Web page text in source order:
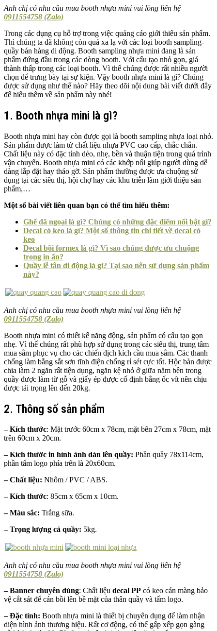
Anh chị có nhu cầu mua booth nhựa mini vui lòng liên hệ
0911554758 (Zalo)
Trong các dụng cụ hỗ trợ trong việc quảng cáo giới thiêu sản phẩm.
Thì chúng ta đã không còn quá xa lạ với các loại booth sampling-
quầy bán hàng di động. Booth sampling nhựa mini đang là sản
phẩm đứng đầu trong các dòng booth. Với cấu tạo nhỏ gọn, giá
thành thấp trong các loại booth. Vì thế chúng được rất nhiều người
chọn để trưng bày tại sự kiện. Vậy booth nhựa mini là gì? Chúng
được sử dụng như thế nào? Hãy theo dõi nội dung bài viết dưới đây
để hiểu thêm về sản phẩm này nhé!
1. Booth nhựa mini là gì?
Booth nhựa mini hay còn được gọi là booth sampling nhựa loại nhỏ.
Sản phẩm được làm từ chất liệu nhựa PVC cao cấp, chắc chắn.
Chất liệu này có đặc tính dẻo, nhẹ, bền và thuận tiện trong quá trình
vận chuyển. Booth nhựa mini có các khớp nối giúp người dùng dễ
dàng lắp đặt hay tháo gỡ. Sản phẩm thường được ưa chuộng sử
dụng tại các siêu thị, hội chợ hay các khu triễn lãm giới thiệu sản
phẩm,…
Một số bài viết liên quan bạn có thể tìm hiểu thêm:
Ghế dã ngoại là gì? Chúng có những đặc điểm nổi bật gì?
Decal có keo là gì? Một số thông tin chi tiết về decal có
keo
Decal bồi formex là gì? Vì sao chúng được ưu chuộng
trong in ấn?
Quầy lễ tân di động là gì? Tại sao nên sử dụng sản phẩm
này?
Anh chị có nhu cầu mua booth nhựa mini vui lòng liên hệ
0911554758 (Zalo)
Booth nhựa mini có thiết kế năng động, sản phẩm có cấu tạo gọn
nhẹ. Vì thế chúng rất phù hợp sử dụng trong các siêu thị, trung tâm
mua sắm phục vụ cho các chiến dịch kích cầu mua sắm. Các thanh
chống làm bằng sắt sơn tĩnh điện chống rỉ sét cực tốt. Hộc bàn được
chia làm 2 ngăn rất tiện dụng, ngăn kệ nhỏ ở giữa nằm bên trong
quầy được làm từ gỗ và giấy ép được cố định bằng ốc vít nên chịu
được tải trọng lên đến 20kg.
2. Thông số sản phẩm
– Kích thước: Mặt trước 60cm x 78cm, mặt bên 27cm x 78cm, mặt
trên 60cm x 20cm.
– Kích thước in hình ảnh dán lên quầy: Phần quầy 78x114cm,
phần tấm logo phía trên là 20x60cm.
– Chất liệu: Nhôm / PVC / ABS.
– Kích thước: 85cm x 65cm x 10cm.
– Màu sắc: Trắng sữa.
– Trọng lượng cả quầy: 5kg.
Anh chị có nhu cầu mua booth nhựa mini vui lòng liên hệ
0911554758 (Zalo)
– Banner chuyên dùng: Chất liệu decal PP có keo cán màng bảo
vệ cắt sát để cán bồi lên bề mặt của thân quầy và tấm logo.
– Đặc tính: Booth nhựa mini là thiết bị chuyên dụng để làm nhận
diện hình ảnh thương hiệu. Rất cơ động, có thể gấp xếp gọn gàng